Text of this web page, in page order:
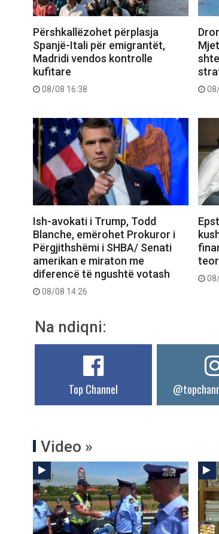
Përshkallëzohet përplasja
Spanjë-Itali për emigrantët,
Madridi vendos kontrolle
kufitare
08/08 16:38 08/
Ish-avokati i Trump, Todd
Blanche, emërohet Prokuror i
Përgjithshëmi i SHBA/ Senati
amerikan e miraton me
diferencë të ngushtë votash
08/08 14:26
Na ndiqni:
Top Channel
Video »